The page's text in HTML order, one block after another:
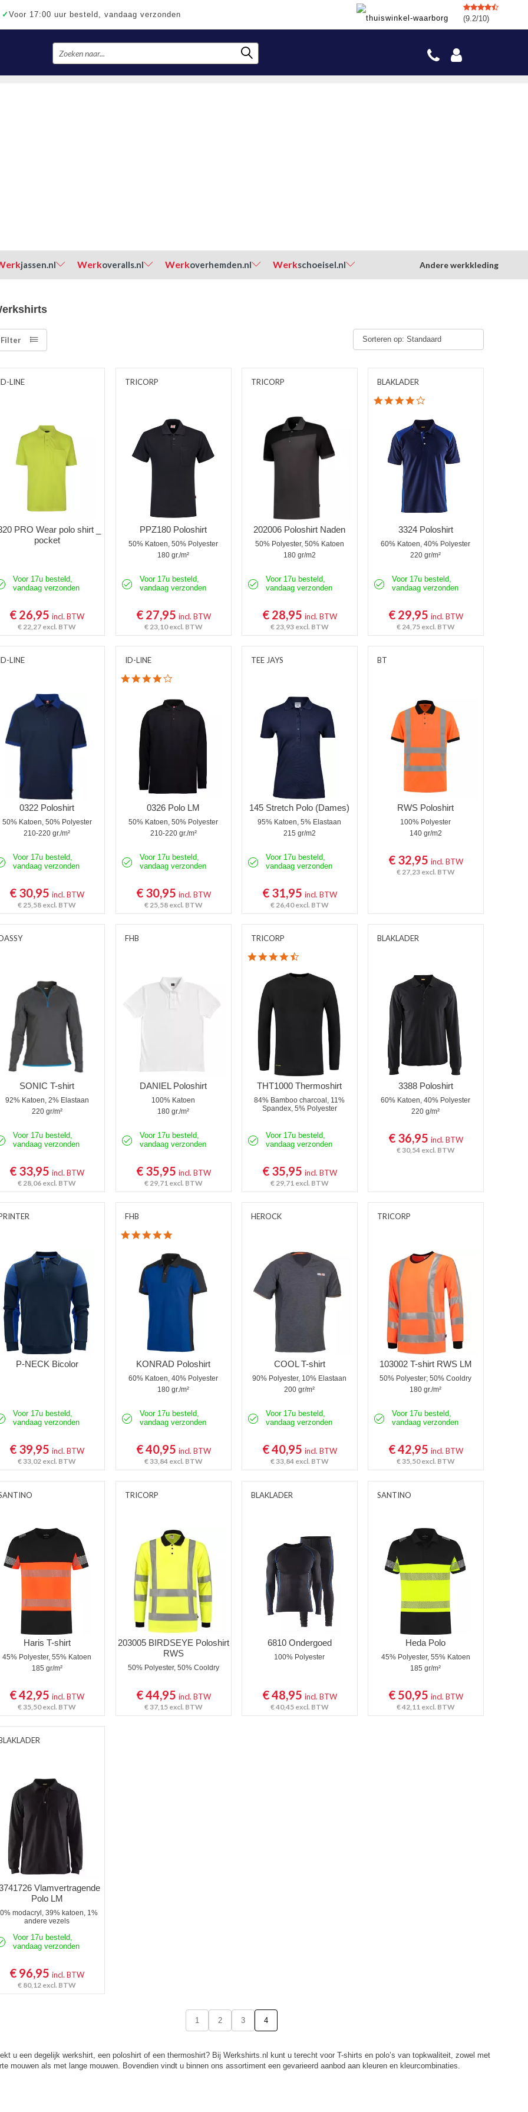
✓ Voor 17:00 uur besteld, vandaag verzonden (9.2/10)
jassen.nl Werkoveralls.nl Werkoverhemden.nl Werkschoeisel.nl Andere werkkleding
Filter Sorteren op: Standaard
LINE
PRO Wear polo shirt _
pocket
Voor 17u besteld,
vandaag verzonden
€ 26,95incl. BTW
€ 22,27 excl. BTW
TRICORP
PPZ180 Poloshirt
50% Katoen, 50% Polyester
180 gr./m²
Voor 17u besteld,
vandaag verzonden
€ 27,95 incl. BTW
€ 23,10excl. BTW
TRICORP
202006 Poloshirt Naden
50% Polyester, 50% Katoen
180 gr/m2
Voor 17u besteld,
vandaag verzonden
€ 28,95 incl. BTW
€ 23,93 excl. BTW
BLAKLADER
4.2 star rating
3324 Poloshirt
60% Katoen, 40% Polyester
220 gr/m²
Voor 17u besteld,
vandaag verzonden
€ 29,95 incl. BTW
€ 24,75 excl. BTW
LINE
0322 Poloshirt
50% Katoen, 50% Polyester
210-220 gr./m²
Voor 17u besteld,
vandaag verzonden
€ 30,95incl. BTW
€ 25,58 excl. BTW
ID-LINE
0326 Polo LM
50% Katoen, 50% Polyester
210-220 gr./m²
Voor 17u besteld,
vandaag verzonden
€ 30,95 incl. BTW
€ 25,58 excl. BTW
TEE JAYS
145 Stretch Polo (Dames)
95% Katoen, 5% Elastaan
215 gr/m2
Voor 17u besteld,
vandaag verzonden
€ 31,95 incl. BTW
€ 26,40excl. BTW
BT
RWS Poloshirt
100% Polyester
140 gr/m2
€ 32,95 incl. BTW
€ 27,23 excl. BTW
SONIC T-shirt
92% Katoen, 2% Elastaan
220 gr/m²
Voor 17u besteld,
vandaag verzonden
€ 33,95incl. BTW
€ 28,06 excl. BTW
FHB
DANIEL Poloshirt
100% Katoen
180 gr./m²
Voor 17u besteld,
vandaag verzonden
€ 35,95 incl. BTW
€ 29,71 excl. BTW
TRICORP
THT1000 Thermoshirt
84% Bamboo charcoal, 11%
Spandex, 5% Polyester
Voor 17u besteld,
vandaag verzonden
€ 35,95 incl. BTW
€ 29,71 excl. BTW
BLAKLADER
3388 Poloshirt
60% Katoen, 40% Polyester
220 g/m²
€ 36,95 incl. BTW
€ 30,54 excl. BTW
P-NECK Bicolor
Voor 17u besteld,
vandaag verzonden
€ 39,95incl. BTW
€ 33,02 excl. BTW
FHB
KONRAD Poloshirt
60% Katoen, 40% Polyester
180 gr./m²
Voor 17u besteld,
vandaag verzonden
€ 40,95 incl. BTW
€ 33,84 excl. BTW
HEROCK
COOL T-shirt
90% Polyester, 10% Elastaan
200 gr/m²
Voor 17u besteld,
vandaag verzonden
€ 40,95 incl. BTW
€ 33,84 excl. BTW
TRICORP
103002 T-shirt RWS LM
50% Polyester; 50% Cooldry
180 gr./m²
Voor 17u besteld,
vandaag verzonden
€ 42,95 incl. BTW
€ 35,50excl. BTW
Haris T-shirt
45% Polyester, 55% Katoen
185 gr/m²
€ 42,95incl. BTW
€ 35,50excl. BTW
TRICORP
203005 BIRDSEYE Poloshirt
RWS
50% Polyester, 50% Cooldry
€ 44,95 incl. BTW
€ 37,15 excl. BTW
BLAKLADER
6810 Ondergoed
100% Polyester
€ 48,95 incl. BTW
€ 40,45 excl. BTW
SANTINO
Heda Polo
45% Polyester, 55% Katoen
185 gr/m²
€ 50,95 incl. BTW
€ 42,11 excl. BTW
Vlamvertragende
Polo LM
modacryl, 39% katoen, 1%
andere vezels
Voor 17u besteld,
vandaag verzonden
€ 96,95incl. BTW
€ 80,12 excl. BTW
1 2 3 4
u een degelijk werkshirt, een poloshirt of een thermoshirt? Bij Werkshirts.nl kunt u terecht voor T-shirts en polo’s van topkwaliteit, zowel met
mouwen als met lange mouwen. Bovendien vindt u binnen ons assortiment een gevarieerd aanbod aan kleuren en kleurcombinaties.